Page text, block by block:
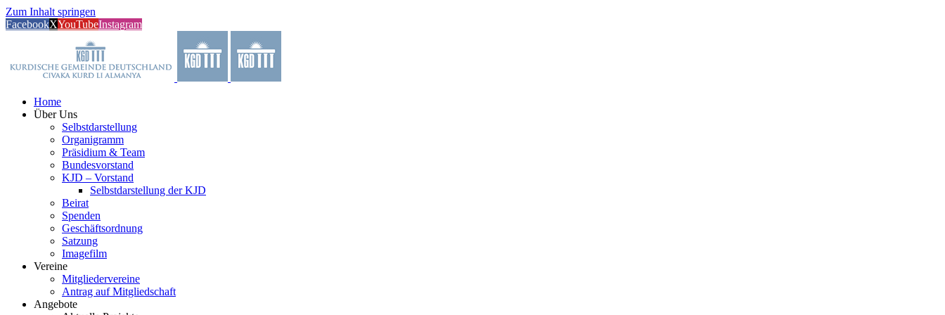
Zum Inhalt springen
FacebookXYouTubeInstagram
Home
Über Uns
Selbstdarstellung
Organigramm
Präsidium & Team
Bundesvorstand
KJD – Vorstand
Selbstdarstellung der KJD
Beirat
Spenden
Geschäftsordnung
Satzung
Imagefilm
Vereine
Mitgliedervereine
Antrag auf Mitgliedschaft
Angebote